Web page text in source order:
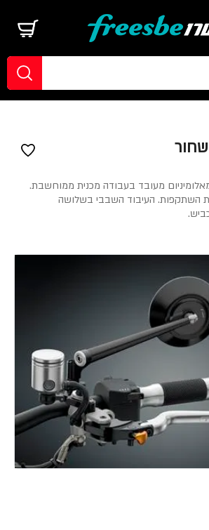
מעובד בעבודה מכנית ממוחשבת.
השתקפות. העיבוד השבבי בשלושה